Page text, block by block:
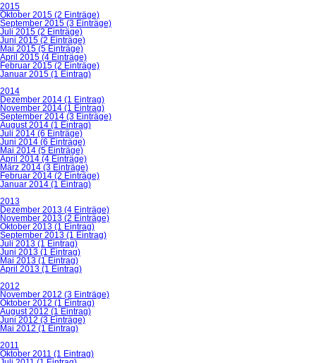
2015
Oktober 2015 (2 Einträge)
September 2015 (3 Einträge)
Juli 2015 (2 Einträge)
Juni 2015 (2 Einträge)
Mai 2015 (5 Einträge)
April 2015 (4 Einträge)
Februar 2015 (2 Einträge)
Januar 2015 (1 Eintrag)
2014
Dezember 2014 (1 Eintrag)
November 2014 (1 Eintrag)
September 2014 (3 Einträge)
August 2014 (1 Eintrag)
Juli 2014 (6 Einträge)
Juni 2014 (6 Einträge)
Mai 2014 (5 Einträge)
April 2014 (4 Einträge)
März 2014 (3 Einträge)
Februar 2014 (2 Einträge)
Januar 2014 (1 Eintrag)
2013
Dezember 2013 (4 Einträge)
November 2013 (2 Einträge)
Oktober 2013 (1 Eintrag)
September 2013 (1 Eintrag)
Juli 2013 (1 Eintrag)
Juni 2013 (1 Eintrag)
Mai 2013 (1 Eintrag)
April 2013 (1 Eintrag)
2012
November 2012 (3 Einträge)
Oktober 2012 (1 Eintrag)
August 2012 (1 Eintrag)
Juni 2012 (3 Einträge)
Mai 2012 (1 Eintrag)
2011
Oktober 2011 (1 Eintrag)